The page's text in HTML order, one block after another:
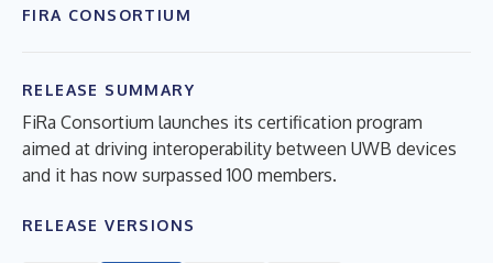
FIRA CONSORTIUM
RELEASE SUMMARY
FiRa Consortium launches its certification program
aimed at driving interoperability between UWB devices
and it has now surpassed 100 members.
RELEASE VERSIONS